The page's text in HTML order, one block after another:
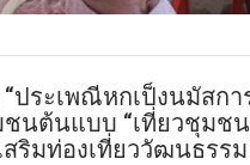
ประเพณีหกเป็งนมัสก
ต้นแบบ “เที่ยวชุมชน
สริมท่องเที่ยววัฒนธร